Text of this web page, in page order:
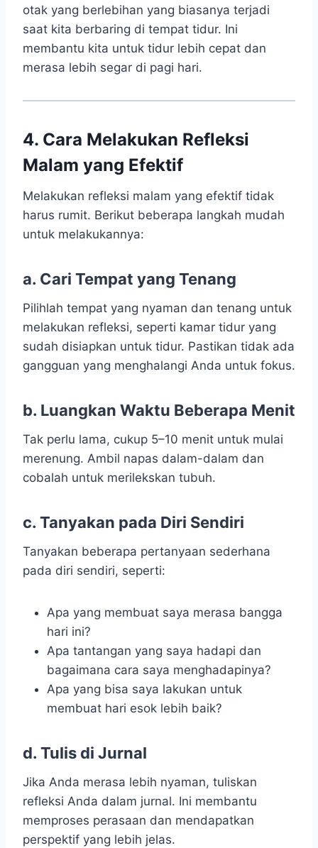
otak yang berlebihan yang biasanya terjadi
saat kita berbaring di tempat tidur. Ini
membantu kita untuk tidur lebih cepat dan
merasa lebih segar di pagi hari.
4. Cara Melakukan Refleksi
Malam yang Efektif
Melakukan refleksi malam yang efektif tidak
harus rumit. Berikut beberapa langkah mudah
untuk melakukannya:
a. Cari Tempat yang Tenang
Pilihlah tempat yang nyaman dan tenang untuk
melakukan refleksi, seperti kamar tidur yang
sudah disiapkan untuk tidur. Pastikan tidak ada
gangguan yang menghalangi Anda untuk fokus.
b. Luangkan Waktu Beberapa Menit
Tak perlu lama, cukup 5–10 menit untuk mulai
merenung. Ambil napas dalam-dalam dan
cobalah untuk merilekskan tubuh.
c. Tanyakan pada Diri Sendiri
Tanyakan beberapa pertanyaan sederhana
pada diri sendiri, seperti:
Apa yang membuat saya merasa bangga
hari ini?
Apa tantangan yang saya hadapi dan
bagaimana cara saya menghadapinya?
Apa yang bisa saya lakukan untuk
membuat hari esok lebih baik?
d. Tulis di Jurnal
Jika Anda merasa lebih nyaman, tuliskan
refleksi Anda dalam jurnal. Ini membantu
memproses perasaan dan mendapatkan
perspektif yang lebih jelas.